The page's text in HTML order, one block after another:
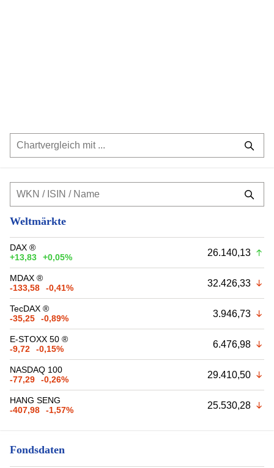
Weltmärkte
DAX ®
+13,83
+0,05% 26.140,13
MDAX ®
-133,58
-0,41% 32.426,33
TecDAX ®
-35,25
-0,89% 3.946,73
E-STOXX 50 ®
-9,72
-0,15% 6.476,98
NASDAQ 100
-77,29
-0,26% 29.410,50
HANG SENG
-407,98
-1,57% 25.530,28
Fondsdaten